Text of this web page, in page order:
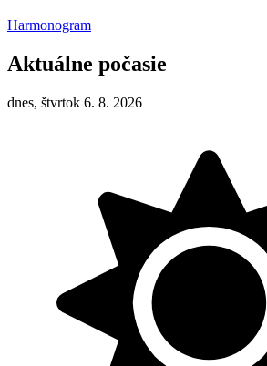
Harmonogram
Aktuálne počasie
dnes, štvrtok 6. 8. 2026